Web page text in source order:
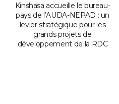
Kinshasa accueille le bureau-
pays de l’AUDA-NEPAD : un
levier stratégique pour les
grands projets de
développement de la RDC